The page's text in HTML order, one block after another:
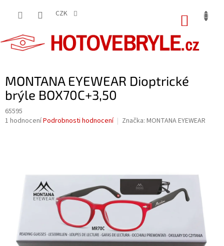
CZK
MONTANA EYEWEAR Dioptrické
brýle BOX70C+3,50
65595
Průměrné
hvězdiček.
1 hodnoceníPodrobnosti hodnocení Značka: MONTANA EYEWEAR